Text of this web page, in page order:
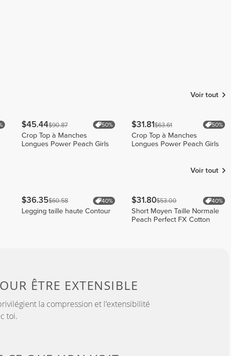
Voir tout
$45.44$90.87 50%
Crop Top à Manches
Longues Power Peach Girls
$31.81$63.61 50%
Crop Top à Manches
Longues Power Peach Girls
Voir tout
$36.35$60.58 40%
Legging taille haute Contour
$31.80$53.00 40%
Short Moyen Taille Normale
Peach Perfect FX Cotton
ÊTRE EXTENSIBLE
la compression et l'extensibilité
toi.